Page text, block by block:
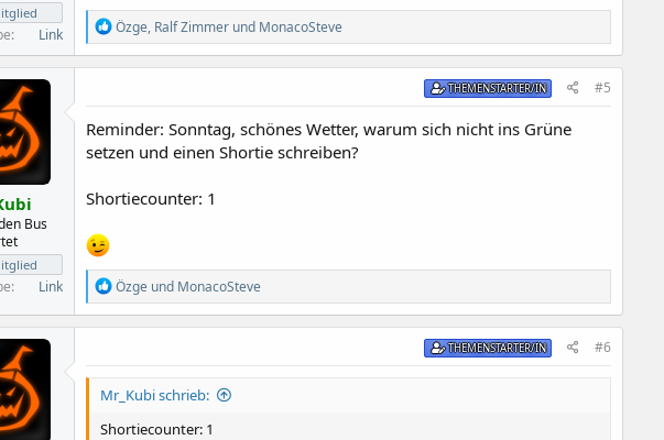
Link
R
e
a
o
n
:
Özge, Ralf Zimmer und MonacoSteve
Bus
Link
THEMENSTARTER/IN #5
Reminder: Sonntag, schönes Wetter, warum sich nicht ins Grüne
setzen und einen Shortie schreiben?
Shortiecounter: 1
R
e
a
o
n
e
Özge und MonacoSteve
THEMENSTARTER/IN #6
Mr_Kubi schrieb:
Shortiecounter: 1